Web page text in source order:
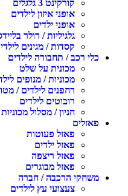
קורקינט 3 גלגלים
אופני איזון לילדים
אופני ילדים
גלגיליות / רולר
קסדות / מגינים
כלי רכב / תחבורה לילדים
מכונית על שלט
מכוניות / מנופים
רחפנים לילדים /
רובוטים לילדים
חניון / מסלול
פאזלים
פאזל פעוטות
פאזל ילדים
פאזל ריצפה
פאזל מבוגרים
משחקי הרכבה / חברה
צעצועי עץ לילדים